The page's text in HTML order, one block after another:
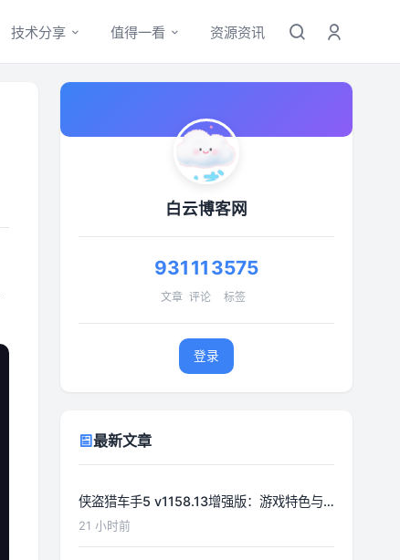
技术分享 值得一看 资源资讯
白云博客网
931
文章
11
评论
3575
标签
登录
最新文章
侠盗猎车手5 v1158.13增强版：游戏特色与
功能详解
21 小时前